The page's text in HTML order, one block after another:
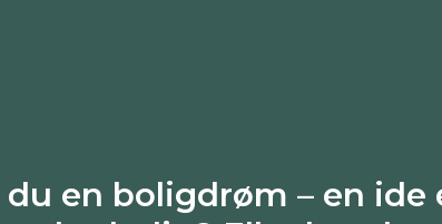
du en boligdrøm – en